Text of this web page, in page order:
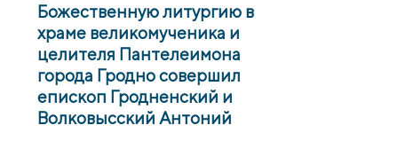
Божественную литургию в
храме великомученика и
целителя Пантелеимона
города Гродно совершил
епископ Гродненский и
Волковысский Антоний